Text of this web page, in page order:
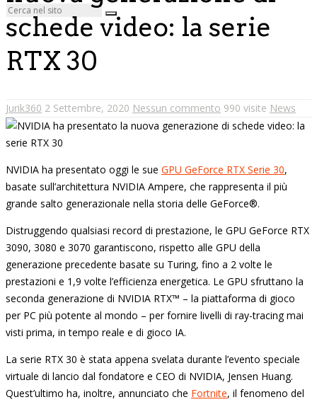
schede video: la serie
RTX 30
Jurik360 2 Settembre, 2020 Nessun commento 990 visite News
NVIDIA ha presentato oggi le sue GPU GeForce RTX Serie 30,
basate sull’architettura NVIDIA Ampere, che rappresenta il più
grande salto generazionale nella storia delle GeForce®.
Distruggendo qualsiasi record di prestazione, le GPU GeForce RTX
3090, 3080 e 3070 garantiscono, rispetto alle GPU della
generazione precedente basate su Turing, fino a 2 volte le
prestazioni e 1,9 volte l’efficienza energetica. Le GPU sfruttano la
seconda generazione di NVIDIA RTX™ – la piattaforma di gioco
per PC più potente al mondo – per fornire livelli di ray-tracing mai
visti prima, in tempo reale e di gioco IA.
La serie RTX 30 è stata appena svelata durante l’evento speciale
virtuale di lancio dal fondatore e CEO di NVIDIA, Jensen Huang.
Quest’ultimo ha, inoltre, annunciato che Fortnite, il fenomeno del